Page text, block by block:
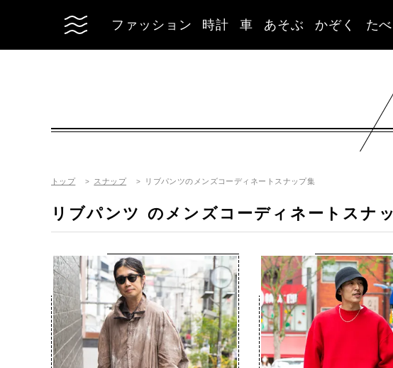
ファッション 時計 車 あそぶ かぞく た
トップ スナップ リブパンツのメンズコーディネートスナップ集
リブパンツ のメンズコーディネートスナ